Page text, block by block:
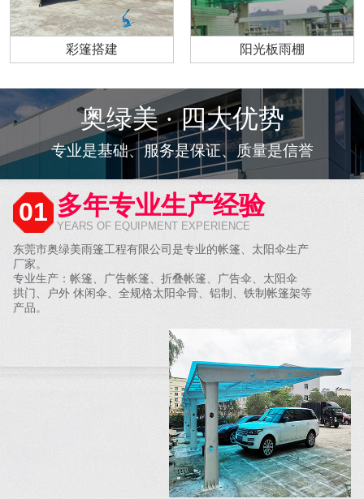
彩篷搭建 阳光板雨棚
奥绿美 · 四大优势
专业是基础、服务是保证、质量是信誉
01 多年专业生产经验
YEARS OF EQUIPMENT EXPERIENCE
东莞市奥绿美雨篷工程有限公司是专业的帐篷、太阳伞生产
厂家。
专业生产：帐篷、广告帐篷、折叠帐篷、广告伞、太阳伞
拱门、户外 休闲伞、全规格太阳伞骨、铝制、铁制帐篷架等
产品。